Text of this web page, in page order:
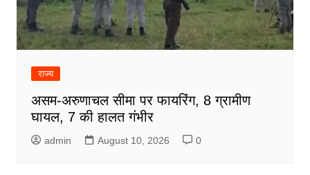
राज्य
असम-अरुणाचल सीमा पर फायरिंग, 8 ग्रामीण
घायल, 7 की हालत गंभीर
admin August 10, 2026 0